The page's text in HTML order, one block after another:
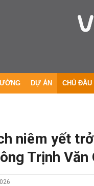
DỰ ÁN CHỦ ĐẦU
niêm yết
Trịnh Văn